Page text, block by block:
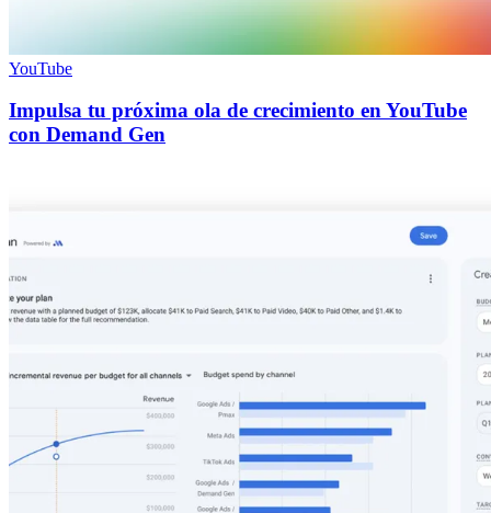
YouTube
Impulsa tu próxima ola de crecimiento en YouTube
con Demand Gen